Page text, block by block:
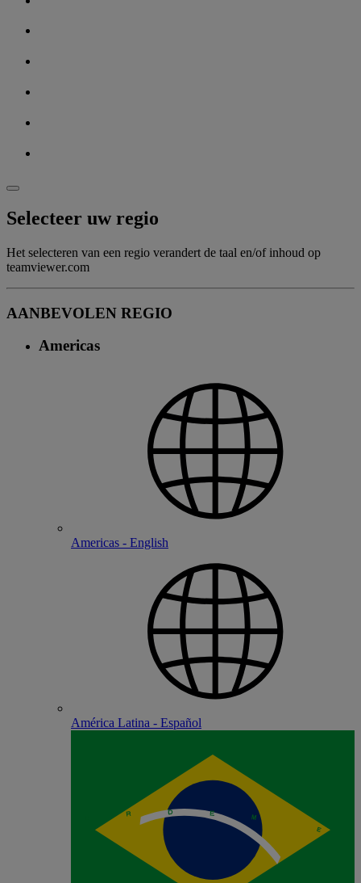
Selecteer uw regio
Het selecteren van een regio verandert de taal en/of inhoud op
teamviewer.com
AANBEVOLEN REGIO
Americas
Americas - English
América Latina - Español